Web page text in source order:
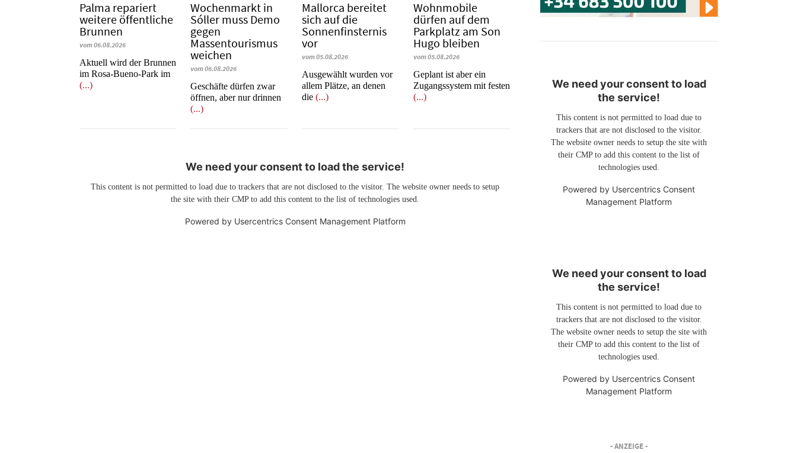
Palma repariert
weitere öffentliche
Brunnen
vom 06.08.2026
Aktuell wird der Brunnen
im Rosa-Bueno-Park im
(...)
Wochenmarkt in
Sóller muss Demo
gegen
Massentourismus
weichen
vom 06.08.2026
Geschäfte dürfen zwar
öffnen, aber nur drinnen
(...)
Mallorca bereitet
sich auf die
Sonnenfinsternis
vor
vom 05.08.2026
Ausgewählt wurden vor
allem Plätze, an denen
die(...)
Wohnmobile
dürfen auf dem
Parkplatz am Son
Hugo bleiben
vom 05.08.2026
Geplant ist aber ein
Zugangssystem mit festen
(...)
We need your consent to load the service!
This content is not permitted to load due to trackers that are not disclosed to the visitor. The website owner needs to setup
the site with their CMP to add this content to the list of technologies used.
Powered by Usercentrics Consent Management Platform
We need your consent to load
the service!
This content is not permitted to load due to
trackers that are not disclosed to the visitor.
The website owner needs to setup the site with
their CMP to add this content to the list of
technologies used.
Powered by Usercentrics Consent
Management Platform
We need your consent to load
the service!
This content is not permitted to load due to
trackers that are not disclosed to the visitor.
The website owner needs to setup the site with
their CMP to add this content to the list of
technologies used.
Powered by Usercentrics Consent
Management Platform
- ANZEIGE -